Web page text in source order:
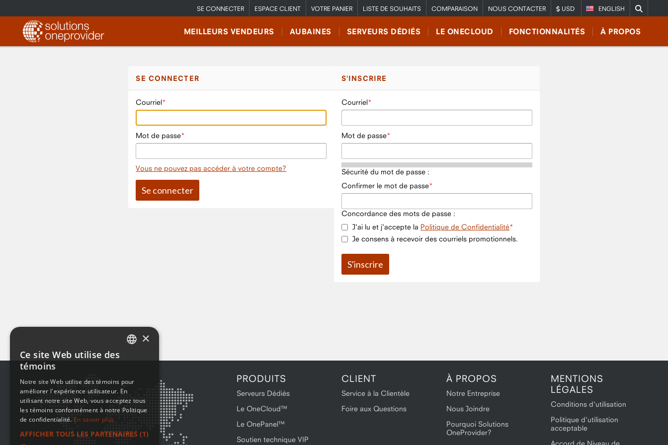
ENGLISH
SE CONNECTER ESPACE CLIENT VOTRE PANIER LISTE DE SOUHAITS COMPARAISON NOUS CONTACTER USD
MEILLEURS VENDEURS AUBAINES SERVEURS DÉDIÉS LE ONECLOUD FONCTIONNALITÉS À PROPOS
SE CONNECTER
Courriel
Mot de passe
Vous ne pouvez pas accéder à votre compte?
S'INSCRIRE
Courriel
Mot de passe
Sécurité du mot de passe :
Confirmer le mot de passe
Concordance des mots de passe :
J'ai lu et j'accepte la Politique de Confidentialité
Je consens à recevoir des courriels promotionnels.
PRODUITS
Serveurs Dédiés
Le OneCloud™
Le OnePanel™
Soutien technique VIP
CLIENT
Service à la Clientèle
Foire aux Questions
À PROPOS
Notre Entreprise
Nous Joindre
Pourquoi Solutions
OneProvider?
MENTIONS
LÉGALES
Conditions d'utilisation
Politique d'utilisation
acceptable
Accord de Niveau de
×
Ce site Web utilise des
témoins
Notre site Web utilise des témoins pour
améliorer l'expérience utilisateur. En
utilisant notre site Web, vous acceptez tous
les témoins conformément à notre Politique
de confidentialité. En savoir plus
AFFICHER TOUS LES PARTENAIRES (1)